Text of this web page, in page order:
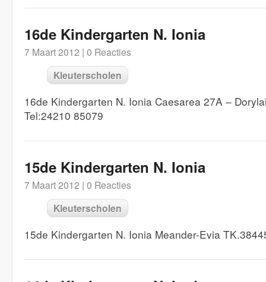
16de Kindergarten N. Ionia
7 Maart 2012 | 0 Reacties
Kleuterscholen
16de Kindergarten N. Ionia Caesarea 27A –
Tel:24210 85079
15de Kindergarten N. Ionia
7 Maart 2012 | 0 Reacties
Kleuterscholen
15de Kindergarten N. Ionia Meander-Evia